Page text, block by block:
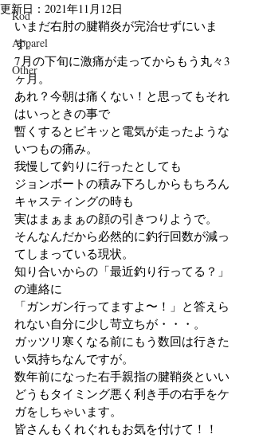
Rod
Apparel
Other
更新日： 2021年11月12日
いまだ右肘の腱鞘炎が完治せずにいま
す。
7月の下旬に激痛が走ってからもう丸々3
ヶ月。
あれ？今朝は痛くない！と思ってもそれ
はいっときの事で
暫くするとピキッと電気が走ったような
いつもの痛み。
我慢して釣りに行ったとしても
ジョンボートの積み下ろしからもちろん
キャスティングの時も
実はまぁまぁの顔の引きつりようで。
そんなんだから必然的に釣行回数が減っ
てしまっている現状。
知り合いからの「最近釣り行ってる？」
の連絡に
「ガンガン行ってますよ〜！」と答えら
れない自分に少し苛立ちが・・・。
ガッツリ寒くなる前にもう数回は行きた
い気持ちなんですが。
数年前になった右手親指の腱鞘炎といい
どうもタイミング悪く利き手の右手をケ
ガをしちゃいます。
皆さんもくれぐれもお気を付けて！！